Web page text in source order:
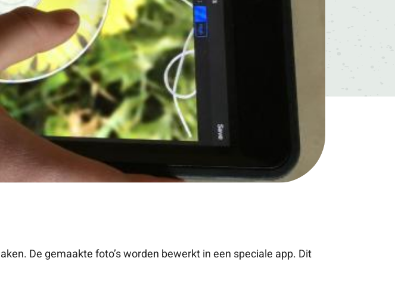
De gemaakte foto’s worden bewerkt in een speciale app. Dit